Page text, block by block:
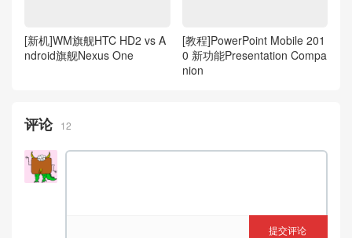
[新机]WM旗舰HTC HD2 vs A
ndroid旗舰Nexus One
[教程]PowerPoint Mobile 201
0 新功能Presentation Compa
nion
评论 12
提交评论